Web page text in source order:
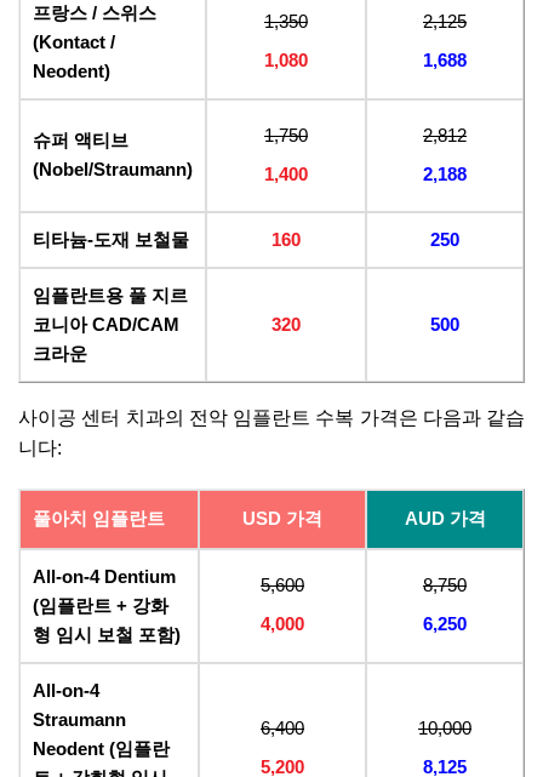
프랑스 / 스위스
(Kontact /
Neodent)
1,350
1,080
2,125
1,688
슈퍼 액티브
(Nobel/Straumann)
1,750
1,400
2,812
2,188
티타늄-도재 보철물 160 250
임플란트용 풀 지르
코니아 CAD/CAM
크라운
320 500
사이공 센터 치과의 전악 임플란트 수복 가격은 다음과 같습
니다:
풀아치 임플란트 USD 가격 AUD 가격
All-on-4 Dentium
(임플란트 + 강화
형 임시 보철 포함)
5,600
4,000
8,750
6,250
All-on-4
Straumann
Neodent (임플란
6,400
5,200
10,000
8,125